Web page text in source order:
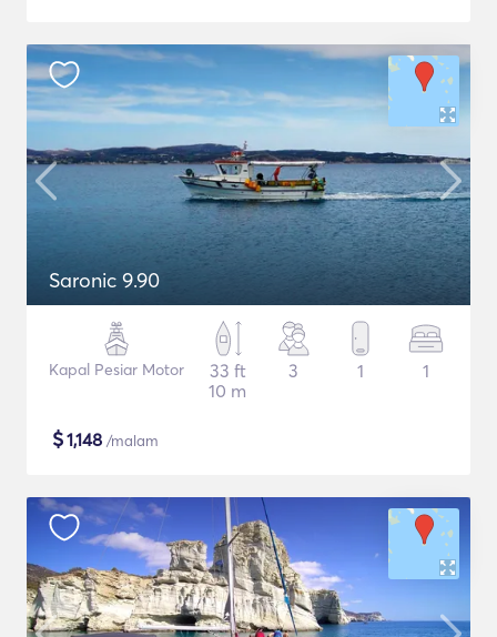
Saronic 9.90
Kapal Pesiar Motor
33 ft
10 m
3 1 1
$1,148 /malam